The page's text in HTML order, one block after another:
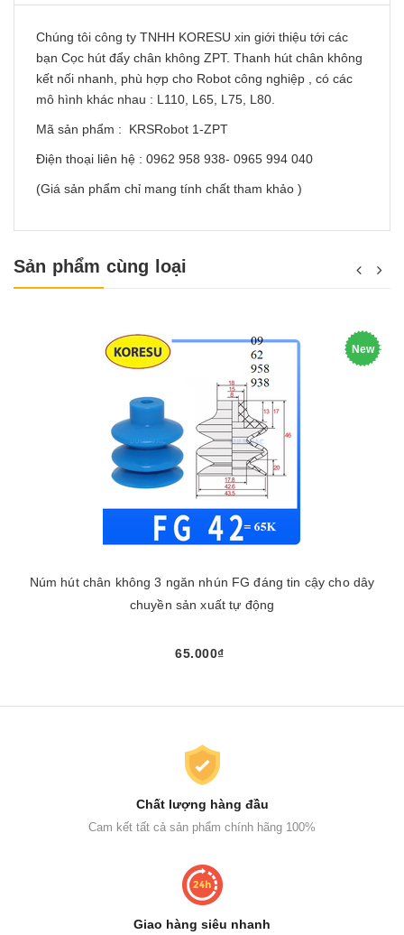
Chúng tôi công ty TNHH KORESU xin giới thiệu tới các
bạn Cọc hút đẩy chân không ZPT. Thanh hút chân không
kết nối nhanh, phù hợp cho Robot công nghiệp , có các
mô hình khác nhau : L110, L65, L75, L80.
Mã sản phẩm : KRSRobot 1-ZPT
Điện thoại liên hệ : 0962 958 938- 0965 994 040
(Giá sản phẩm chỉ mang tính chất tham khảo )
Sản phẩm cùng loại
New
Núm hút chân không 3 ngăn nhún FG đáng tin cậy cho dây
chuyền sản xuất tự động
65.000₫
Chất lượng hàng đầu
Cam kết tất cả sản phẩm chính hãng 100%
Giao hàng siêu nhanh